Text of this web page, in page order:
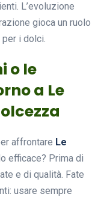
L’evoluzione
gioca un ruolo
i dolci.
o le
a Le
affrontare Le
efficace? Prima di
e di qualità. Fate
usare sempre